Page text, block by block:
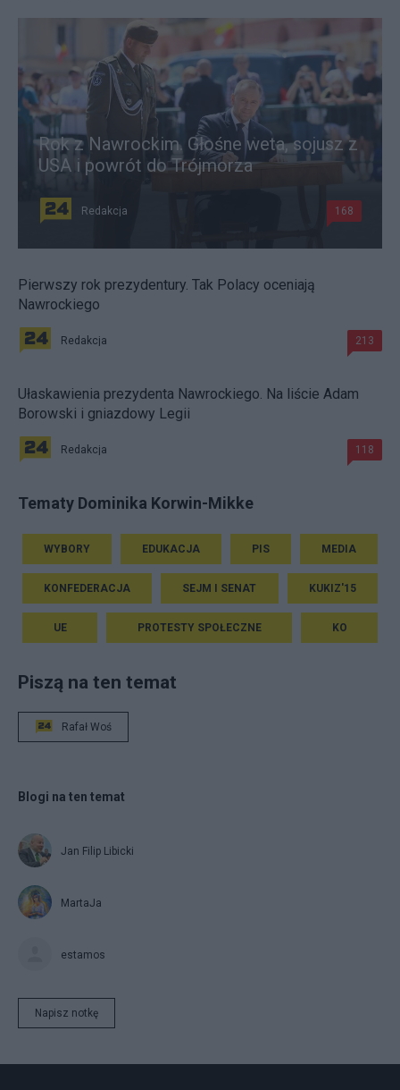
Rok z Nawrockim. Głośne weta, sojusz z
USA i powrót do Trójmorza
Redakcja 168
Pierwszy rok prezydentury. Tak Polacy oceniają
Nawrockiego
Redakcja 213
Ułaskawienia prezydenta Nawrockiego. Na liście Adam
Borowski i gniazdowy Legii
Redakcja 118
Tematy Dominika Korwin-Mikke
WYBORY EDUKACJA PIS MEDIA
KONFEDERACJA SEJM I SENAT KUKIZ'15
UE PROTESTY SPOŁECZNE KO
Piszą na ten temat
Rafał Woś
Blogi na ten temat
Jan Filip Libicki
MartaJa
estamos
Napisz notkę